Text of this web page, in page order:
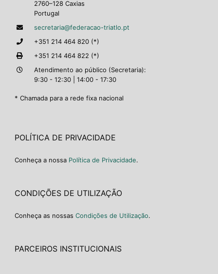
2760–128 Caxias
Portugal
secretaria@federacao-triatlo.pt
+351 214 464 820 (*)
+351 214 464 822 (*)
Atendimento ao público (Secretaria):
9:30 - 12:30 | 14:00 - 17:30
* Chamada para a rede fixa nacional
POLÍTICA DE PRIVACIDADE
Conheça a nossa Política de Privacidade.
CONDIÇÕES DE UTILIZAÇÃO
Conheça as nossas Condições de Utilização.
PARCEIROS INSTITUCIONAIS